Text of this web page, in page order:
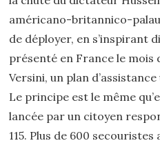
américano-britannico-
de déployer, en s’inspirant
présenté en France le
Versini, un plan
Le principe est le même
lancée par un citoyen
115. Plus de 600